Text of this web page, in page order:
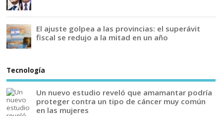
El ajuste golpea a las provincias: el superávit
fiscal se redujo a la mitad en un año
Tecnología
Un nuevo estudio reveló que amamantar podría
proteger contra un tipo de cáncer muy común
en las mujeres